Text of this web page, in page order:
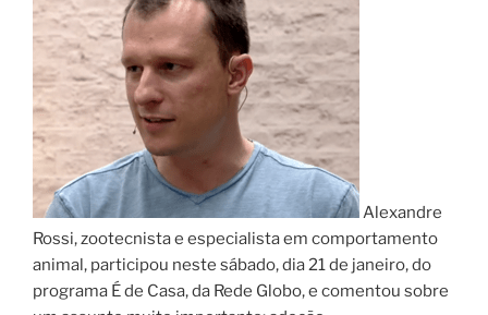
Alexandre
Rossi, zootecnista e especialista em comportamento
animal, participou neste sábado, dia 21 de janeiro, do
programa É de Casa, da Rede Globo, e comentou sobre